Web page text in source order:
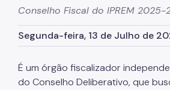
Pensão por Morte
Previdência Complementar
Gestão Previdenciária
Conselho Fiscal do IPREM 2025-
Segunda-feira, 13 de Julho de
É um órgão fiscalizador
do Conselho Deliberativo, que